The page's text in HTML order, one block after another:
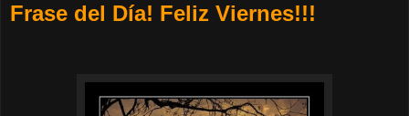
Frase del Día! Feliz Viernes!!!